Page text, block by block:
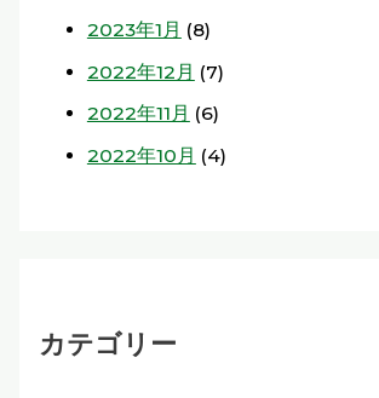
2023年1月 (8)
2022年12月 (7)
2022年11月 (6)
2022年10月 (4)
カテゴリー